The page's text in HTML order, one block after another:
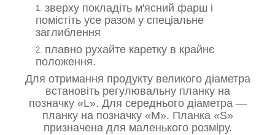
зверху покладіть м'ясний фарш і
помістіть усе разом у спеціальне
заглиблення
плавно рухайте каретку в крайнє
положення.
Для отримання продукту великого діаметра
встановіть регулювальну планку на
позначку «L». Для середнього діаметра —
планку на позначку «М». Планка «S»
призначена для маленького розміру.